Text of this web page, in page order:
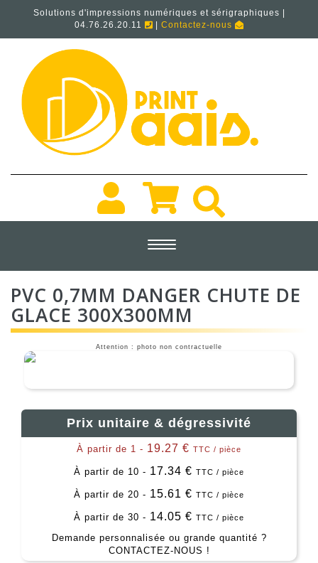
Solutions d'impressions numériques et sérigraphiques |
04.76.26.20.11
Contactez-nous
Toggle
PVC 0,7MM DANGER CHUTE DE
GLACE 300X300MM
Attention : photo non contractuelle
Prix unitaire & dégressivité
À partir de 1 - 19.27 € TTC / pièce
À partir de 10 - 17.34 € TTC / pièce
À partir de 20 - 15.61 € TTC / pièce
À partir de 30 - 14.05 € TTC / pièce
Demande personnalisée ou grande quantité ?
CONTACTEZ-NOUS !